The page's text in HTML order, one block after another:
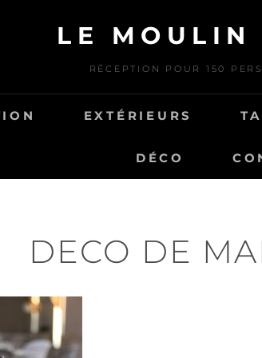
LE MOULIN
RÉCEPTION POUR 150
EXTÉRIEURS
DÉCO
DECO DE